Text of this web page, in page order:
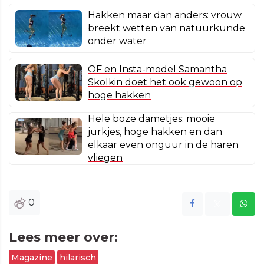
Hakken maar dan anders: vrouw
breekt wetten van natuurkunde
onder water
OF en Insta-model Samantha
Skolkin doet het ook gewoon op
hoge hakken
Hele boze dametjes: mooie
jurkjes, hoge hakken en dan
elkaar even onguur in de haren
vliegen
0
Lees meer over:
Magazine hilarisch